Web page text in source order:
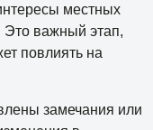
местных
Это важный этап,
повлиять на
замечания или